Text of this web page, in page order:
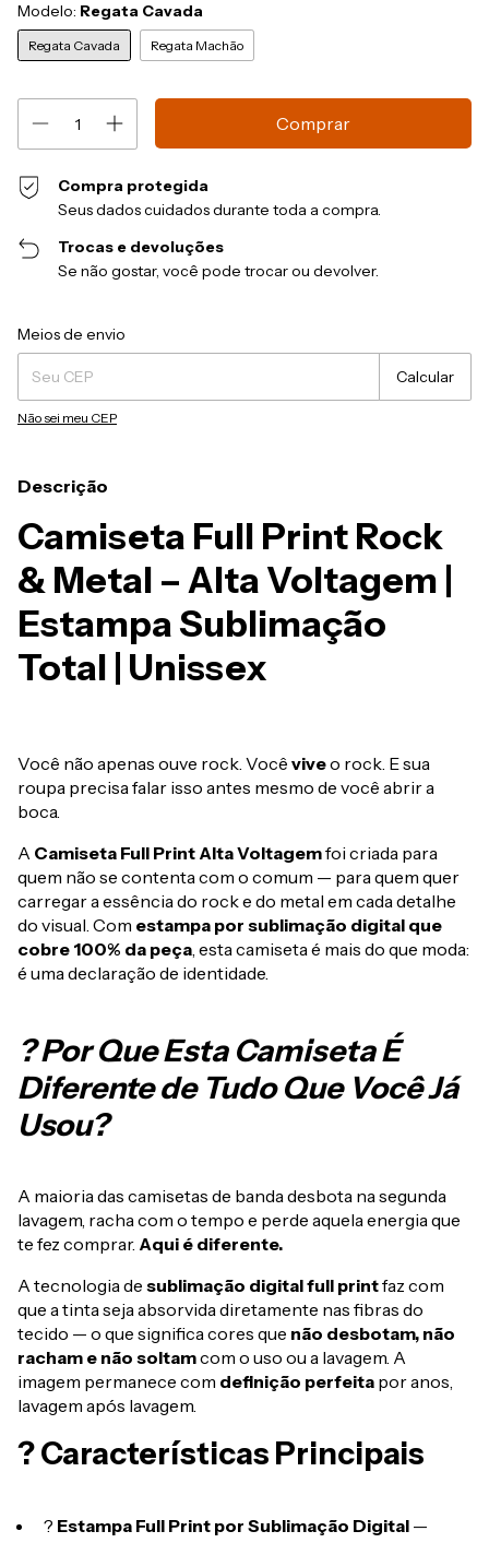
Modelo: Regata Cavada
Regata Cavada Regata Machão
Compra protegida
Seus dados cuidados durante toda a compra.
Trocas e devoluções
Se não gostar, você pode trocar ou devolver.
Entregas para o CEP:
Meios de envio
Calcular
Não sei meu CEP
Descrição
Camiseta Full Print Rock
& Metal – Alta Voltagem |
Estampa Sublimação
Total | Unissex
Você não apenas ouve rock. Você viveo rock. E sua
roupa precisa falar isso antes mesmo de você abrir a
boca.
A Camiseta Full Print Alta Voltagemfoi criada para
quem não se contenta com o comum — para quem quer
carregar a essência do rock e do metal em cada detalhe
do visual. Com estampa por sublimação digital que
cobre 100% da peça, esta camiseta é mais do que moda:
é uma declaração de identidade.
? Por Que Esta Camiseta É
Diferente de Tudo Que Você Já
Usou?
A maioria das camisetas de banda desbota na segunda
lavagem, racha com o tempo e perde aquela energia que
te fez comprar. Aqui é diferente.
A tecnologia de sublimação digital full printfaz com
que a tinta seja absorvida diretamente nas fibras do
tecido — o que significa cores que não desbotam, não
racham e não soltamcom o uso ou a lavagem. A
imagem permanece com definição perfeita por anos,
lavagem após lavagem.
? Características Principais
? Estampa Full Print por Sublimação Digital —